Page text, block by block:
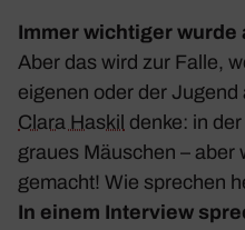
Immer wich­tiger wurde
Aber das wird zur Falle,
eigenen oder der
Clara Haskil denke: in
graues Mäus­chen – aber
gemacht! Wie spre­chen
In einem Inter­view